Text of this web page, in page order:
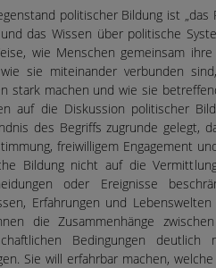
politischer Bildung ist
das Wissen über politische
wie Menschen gemeinsam
sie miteinander verbunden
stark machen und wie sie
auf die Diskussion politischer
des Begriffs zugrunde gelegt,
freiwilligem Engagement
Bildung nicht auf die
oder Ereignisse
Erfahrungen und
die Zusammenhänge
Bedingungen
Sie will erfahrbar machen,